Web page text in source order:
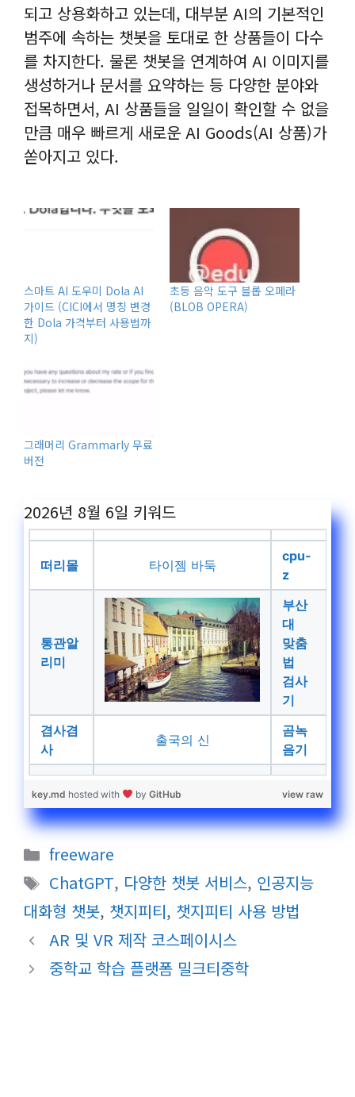
되고 상용화하고 있는데, 대부분 AI의 기본적인
범주에 속하는 챗봇을 토대로 한 상품들이 다수
를 차지한다. 물론 챗봇을 연계하여 AI 이미지를
생성하거나 문서를 요약하는 등 다양한 분야와
접목하면서, AI 상품들을 일일이 확인할 수 없을
만큼 매우 빠르게 새로운 AI Goods(AI 상품)가
쏟아지고 있다.
스마트 AI 도우미 Dola AI
가이드 (CICI에서 명칭 변경
한 Dola 가격부터 사용법까
지)
초등 음악 도구 블롭 오페라
(BLOB OPERA)
그래머리 Grammarly 무료
버전
2026년 8월 6일 키워드
떠리몰 타이젬 바둑
cpu-
z
통관알
리미
부산
대
맞춤
법
검사
기
겸사겸
사
출국의 신
곰녹
음기
view raw
key.md hosted with by GitHub
카
테
고
리
freeware
태
그
ChatGPT, 다양한 챗봇 서비스, 인공지능
대화형 챗봇, 챗지피티, 챗지피티 사용 방법
AR 및 VR 제작 코스페이시스
중학교 학습 플랫폼 밀크티중학